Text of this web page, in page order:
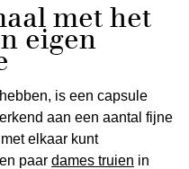
met het
eigen
is een capsule
aan een aantal fijne
elkaar kunt
paar dames truien in